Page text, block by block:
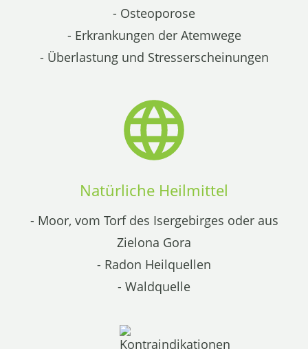
- Osteoporose
- Erkrankungen der Atemwege
- Überlastung und Stresserscheinungen
Natürliche Heilmittel
- Moor, vom Torf des Isergebirges oder aus
Zielona Gora
- Radon Heilquellen
- Waldquelle